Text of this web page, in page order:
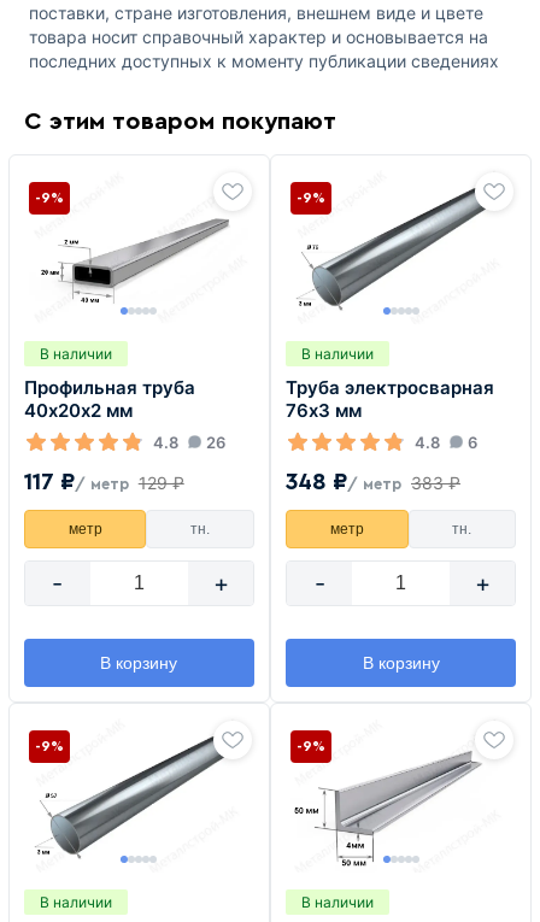
поставки, стране изготовления, внешнем виде и цвете
товара носит справочный характер и основывается на
последних доступных к моменту публикации сведениях
С этим товаром покупают
В наличии
Профильная труба
40х20х2 мм
4.8 26
117 ₽/ метр 129 ₽
-9%
метр тн.
- +
В корзину
В наличии
Труба электросварная
76х3 мм
4.8 6
348 ₽/ метр 383 ₽
-9%
метр тн.
- +
В корзину
В наличии
-9%
В наличии
-9%